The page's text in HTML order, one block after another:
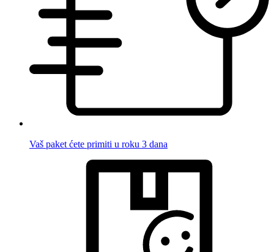
Vaš paket ćete primiti u roku 3 dana